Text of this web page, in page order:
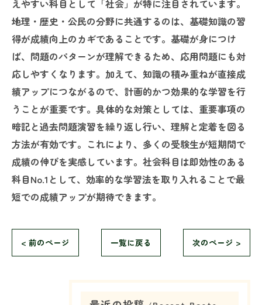
えやすい科目として「社会」が特に注目されています。
地理・歴史・公民の分野に共通するのは、基礎知識の習
得が成績向上のカギであることです。基礎が身につけ
ば、問題のパターンが理解できるため、応用問題にも対
応しやすくなります。加えて、知識の積み重ねが直接成
績アップにつながるので、計画的かつ効果的な学習を行
うことが重要です。具体的な対策としては、重要事項の
暗記と過去問題演習を繰り返し行い、理解と定着を図る
方法が有効です。これにより、多くの受験生が短期間で
成績の伸びを実感しています。社会科目は即効性のある
科目No.1として、効率的な学習法を取り入れることで最
短での成績アップが期待できます。
< 前のページ 一覧に戻る 次のページ >